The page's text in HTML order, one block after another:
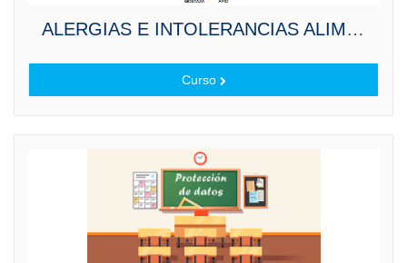
ALERGIAS E INTOLERANCIAS ALIMENTARIAS
Curso